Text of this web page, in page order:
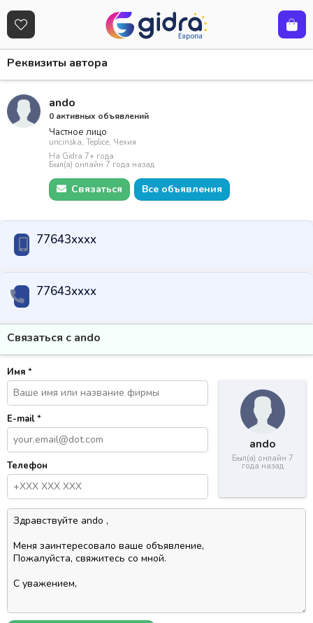
Реквизиты автора
ando
0 активных объявлений
Частное лицо
uncinska, Teplice, Чехия
На Gidra 7+ года
Был(а) онлайн 7 года назад
Связаться Все объявления
77643xxxx
77643xxxx
Связаться с ando
ando
Был(а) онлайн 7
года назад
Имя *
E-mail*
Телефон